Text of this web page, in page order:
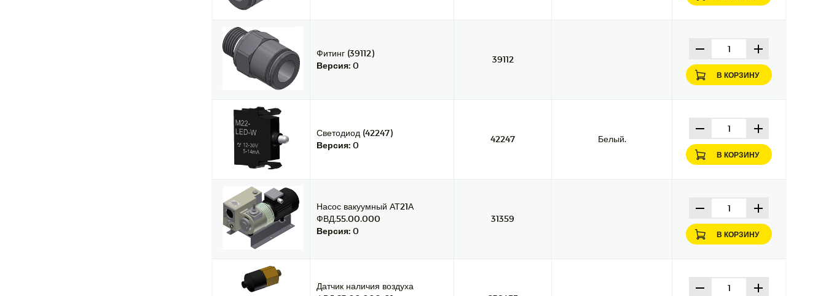
Фитинг (39112)
Версия: 0
39112
В КОРЗИНУ
Светодиод (42247)
Версия: 0
42247 Белый.
В КОРЗИНУ
Насос вакуумный АТ21А
ФВД.55.00.000
Версия: 0
31359
В КОРЗИНУ
Датчик наличия воздуха